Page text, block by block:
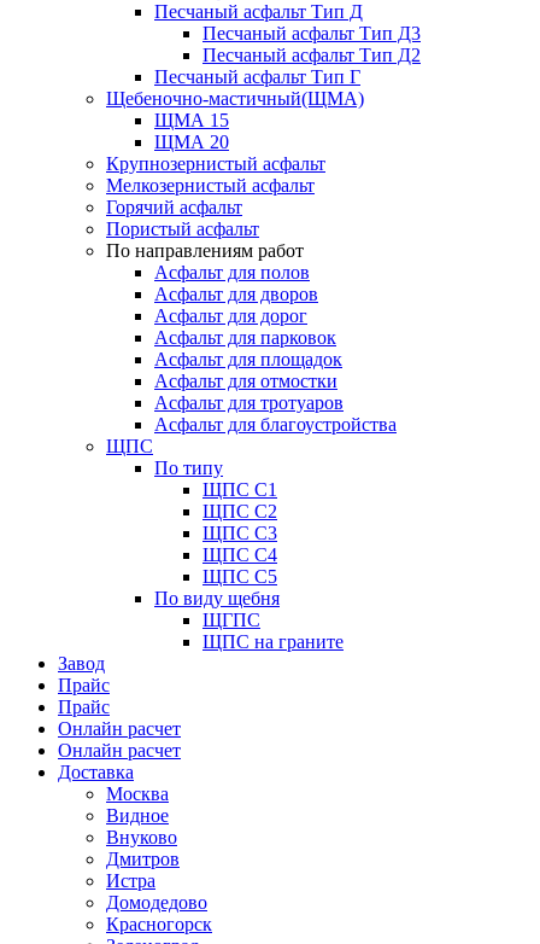
Песчаный асфальт Тип Д
Песчаный асфальт Тип Д3
Песчаный асфальт Тип Д2
Песчаный асфальт Тип Г
Щебеночно-мастичный(ЩМА)
ЩМА 15
ЩМА 20
Крупнозернистый асфальт
Мелкозернистый асфальт
Горячий асфальт
Пористый асфальт
По направлениям работ
Асфальт для полов
Асфальт для дворов
Асфальт для дорог
Асфальт для парковок
Асфальт для площадок
Асфальт для отмостки
Асфальт для тротуаров
Асфальт для благоустройства
ЩПС
По типу
ЩПС С1
ЩПС С2
ЩПС С3
ЩПС С4
ЩПС С5
По виду щебня
ЩГПС
ЩПС на граните
Завод
Прайс
Прайс
Онлайн расчет
Онлайн расчет
Доставка
Москва
Видное
Внуково
Дмитров
Истра
Домодедово
Красногорск